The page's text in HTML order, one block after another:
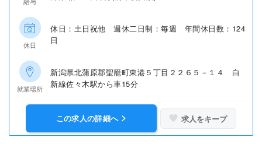
休日
休日：土日祝他 週休二日制：毎週 年間休日数：124
日
就業場所
新潟県北蒲原郡聖籠町東港５丁目２２６５－１４ 白
新線佐々木駅から車15分
この求人の詳細へ 求人をキープ